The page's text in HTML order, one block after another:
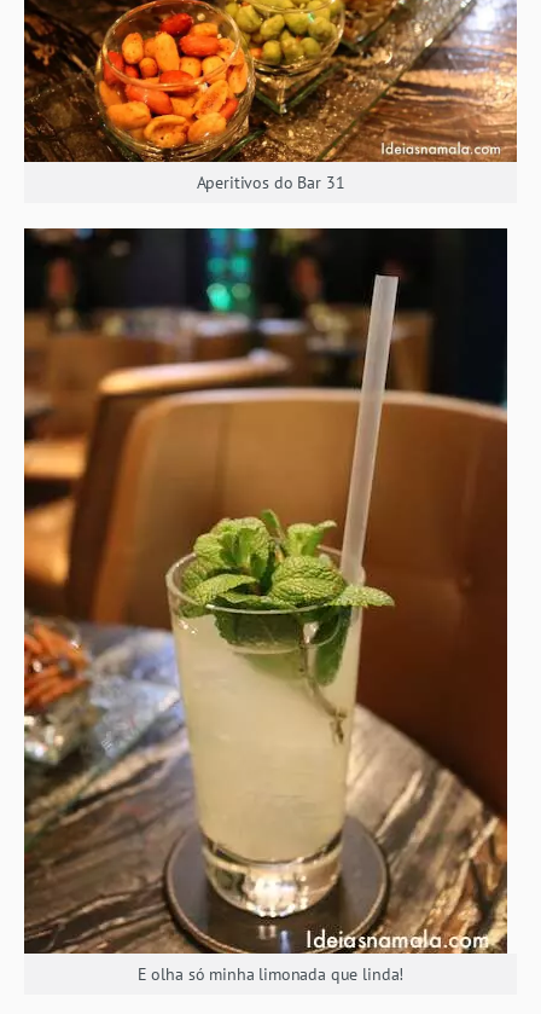
Aperitivos do Bar 31
E olha só minha limonada que linda!